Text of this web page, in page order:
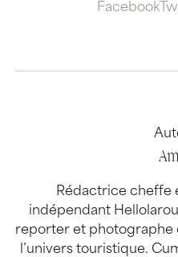
Facebook
Rédactrice cheffe
indépendant
reporter et photographe
l’univers touristique.